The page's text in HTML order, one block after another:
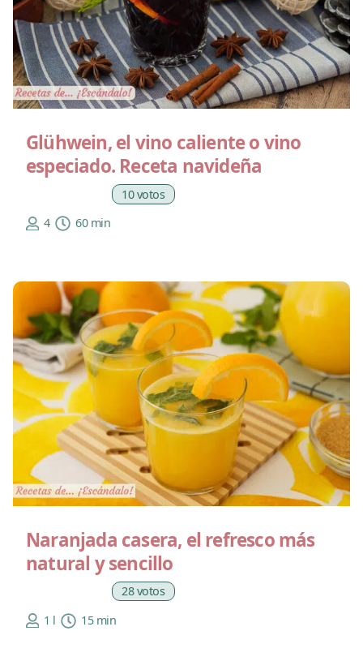
Glühwein, el vino caliente o vino
especiado. Receta navideña
10 votos
4
60 min
Naranjada casera, el refresco más
natural y sencillo
28 votos
1 l
15 min